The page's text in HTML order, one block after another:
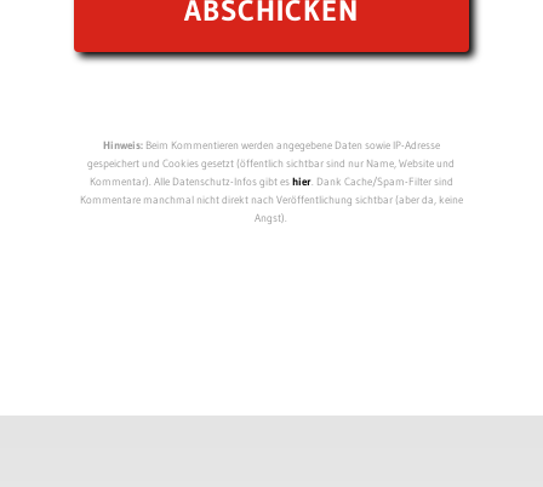
Hinweis:Beim Kommentieren werden angegebene Daten sowie IP-Adresse
gespeichert und Cookies gesetzt (öffentlich sichtbar sind nur Name, Website und
Kommentar). Alle Datenschutz-Infos gibt eshier. Dank Cache/Spam-Filter sind
Kommentare manchmal nicht direkt nach Veröffentlichung sichtbar (aber da, keine
Angst).